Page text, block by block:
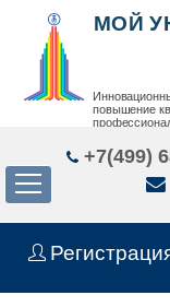
МОЙ
повышение
+7(499)